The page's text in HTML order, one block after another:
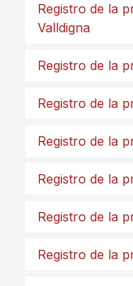
Registro de la
Valldigna
Registro de la
Registro de la
Registro de la
Registro de la
Registro de la
Registro de la